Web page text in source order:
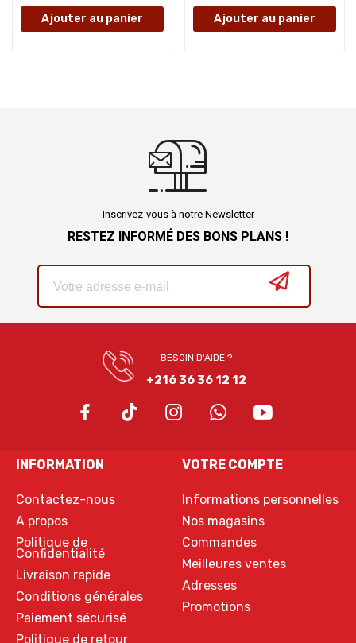
Ajouter au panier Ajouter au panier
Inscrivez-vous à notre Newsletter
RESTEZ INFORMÉ DES BONS PLANS !
BESOIN D'AIDE ?
+216 36 36 12 12
INFORMATION
Contactez-nous
A propos
Politique de
Confidentialité
Livraison rapide
Conditions générales
Paiement sécurisé
Politique de retour
VOTRE COMPTE
Informations personnelles
Nos magasins
Commandes
Meilleures ventes
Adresses
Promotions